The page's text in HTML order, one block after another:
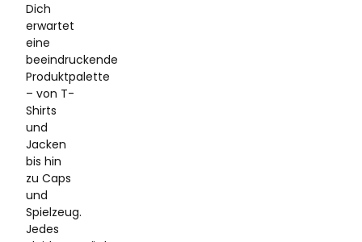
Dich
erwartet
eine
beeindruckende
Produktpalette
– von T-
Shirts
und
Jacken
bis hin
zu Caps
und
Spielzeug.
Jedes